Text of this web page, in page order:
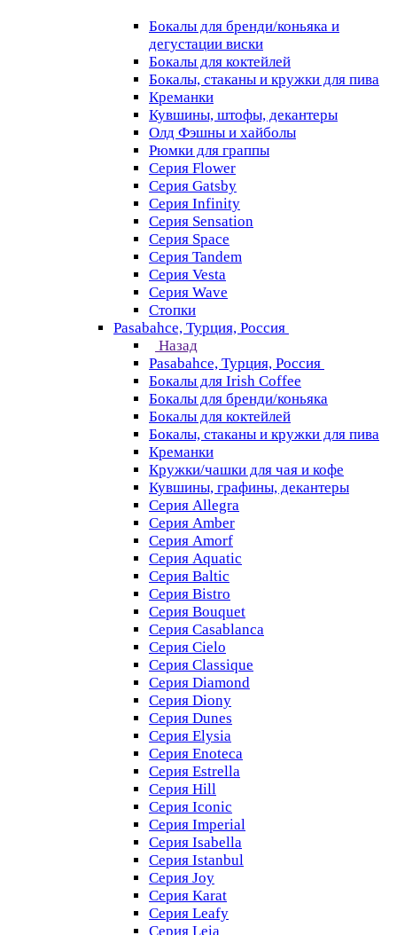
Бокалы для бренди/коньяка и
дегустации виски
Бокалы для коктейлей
Бокалы, стаканы и кружки для пива
Креманки
Кувшины, штофы, декантеры
Олд Фэшны и хайболы
Рюмки для граппы
Серия Flower
Серия Gatsby
Серия Infinity
Серия Sensation
Серия Space
Серия Tandem
Серия Vesta
Серия Wave
Стопки
Pasabahce, Турция, Россия
Назад
Pasabahce, Турция, Россия
Бокалы для Irish Coffee
Бокалы для бренди/коньяка
Бокалы для коктейлей
Бокалы, стаканы и кружки для пива
Креманки
Кружки/чашки для чая и кофе
Кувшины, графины, декантеры
Серия Allegra
Серия Amber
Серия Amorf
Серия Aquatic
Серия Baltic
Серия Bistro
Серия Bouquet
Серия Casablanсa
Серия Cielo
Серия Classique
Серия Diamond
Серия Diony
Серия Dunes
Серия Elysia
Серия Enoteca
Серия Estrella
Серия Hill
Серия Iconic
Серия Imperial
Серия Isabella
Серия Istanbul
Серия Joy
Серия Karat
Серия Leafy
Серия Leia